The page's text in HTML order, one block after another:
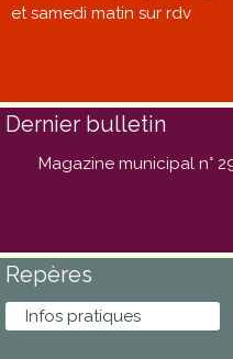
et samedi matin sur rdv
Dernier bulletin
Magazine municipal n°
Repères
Infos pratiques